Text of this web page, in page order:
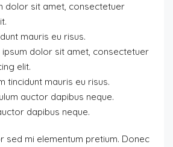
dolor sit amet, consectetuer
mauris eu risus.
ipsum dolor sit amet, consectetuer
elit.
tincidunt mauris eu risus.
auctor dapibus neque.
dapibus neque.
sed mi elementum pretium. Donec